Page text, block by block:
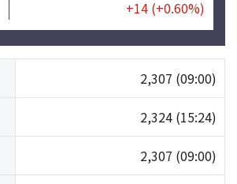
+14 (+0.60%)
2,307 (09:00)
2,324 (15:24)
2,307 (09:00)